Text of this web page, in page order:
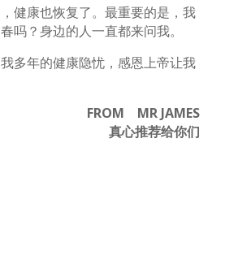
健康也恢复了。最重要的是，我
吗？身边的人一直都来问我。
多年的健康隐忧，感恩上帝让我
FROM MR JAMES
真心推荐给你们